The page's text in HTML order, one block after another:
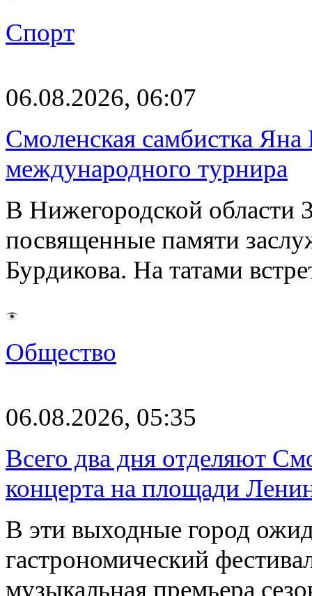
Спорт
06.08.2026, 06:07
Смоленская самбистка Яна
международного турнира
В Нижегородской области
посвященные памяти
Бурдикова. На татами
Общество
06.08.2026, 05:35
Всего два дня отделяют
концерта на площади
В эти выходные город
гастрономический
музыкальная премьера